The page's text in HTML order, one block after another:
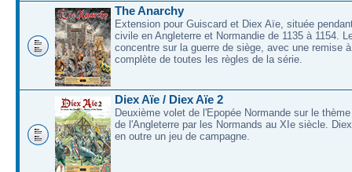
The Anarchy
Extension pour Guiscard et Diex Aïe, située
civile en Angleterre et Normandie de 1135 à 1154.
concentre sur la guerre de siège, avec une remise
complète de toutes les règles de la série.
Diex Aïe / Diex Aïe 2
Deuxième volet de l'Epopée Normande sur le
de l'Angleterre par les Normands au XIe siècle.
en outre un jeu de campagne.